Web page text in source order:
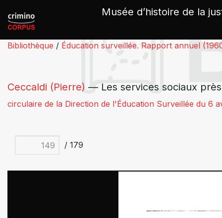
Musée d’histoire de la
Bibliothèque / Éducation surveillée. Rapport annuel
Ceccaldi (Pierre) — Les services sociaux
circulaire de la Direction de l'Éducation Surveillée du 6
/ 179
Panneau de gestion des cookies